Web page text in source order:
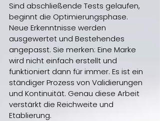
Sind abschließende Tests gelaufen,
beginnt die Optimierungsphase.
Neue Erkenntnisse werden
ausgewertet und Bestehendes
angepasst. Sie merken: Eine Marke
wird nicht einfach erstellt und
funktioniert dann für immer. Es ist ein
ständiger Prozess von Validierungen
und Kontinuität. Genau diese Arbeit
verstärkt die Reichweite und
Etablierung.